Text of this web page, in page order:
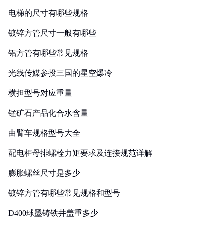
电梯的尺寸有哪些规格
镀锌方管尺寸一般有哪些
铝方管有哪些常见规格
光线传媒参投三国的星空爆冷
横担型号对应重量
锰矿石产品化合水含量
曲臂车规格型号大全
配电柜母排螺栓力矩要求及连接规范详解
膨胀螺丝尺寸是多少
镀锌方管有哪些常见规格和型号
D400球墨铸铁井盖重多少